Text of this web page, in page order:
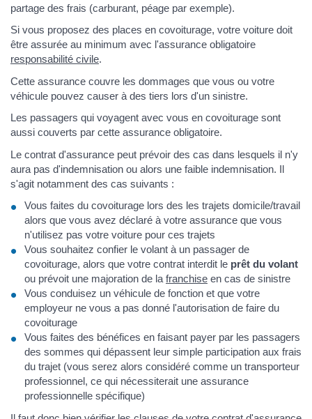
partage des frais (carburant, péage par exemple).
Si vous proposez des places en covoiturage, votre voiture doit
être assurée au minimum avec l'assurance obligatoire
responsabilité civile.
Cette assurance couvre les dommages que vous ou votre
véhicule pouvez causer à des tiers lors d'un sinistre.
Les passagers qui voyagent avec vous en covoiturage sont
aussi couverts par cette assurance obligatoire.
Le contrat d'assurance peut prévoir des cas dans lesquels il n'y
aura pas d'indemnisation ou alors une faible indemnisation. Il
s'agit notamment des cas suivants :
Vous faites du covoiturage lors des les trajets domicile/travail
alors que vous avez déclaré à votre assurance que vous
n'utilisez pas votre voiture pour ces trajets
Vous souhaitez confier le volant à un passager de
covoiturage, alors que votre contrat interdit le prêt du volant
ou prévoit une majoration de la franchise en cas de sinistre
Vous conduisez un véhicule de fonction et que votre
employeur ne vous a pas donné l'autorisation de faire du
covoiturage
Vous faites des bénéfices en faisant payer par les passagers
des sommes qui dépassent leur simple participation aux frais
du trajet (vous serez alors considéré comme un transporteur
professionnel, ce qui nécessiterait une assurance
professionnelle spécifique)